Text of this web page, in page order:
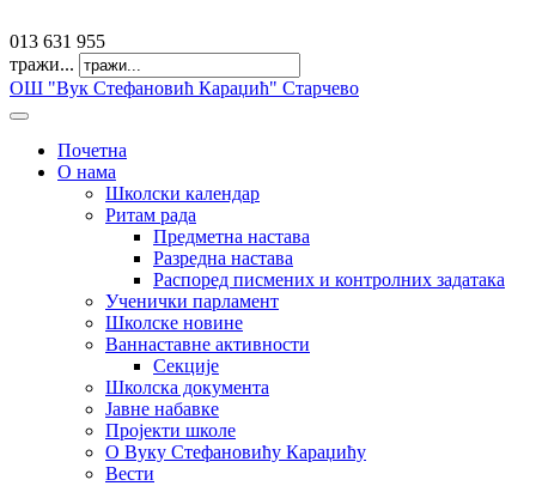
013 631 955
тражи...
ОШ "Вук Стефановић Караџић" Старчево
Почетна
О нама
Школски календар
Ритам рада
Предметна настава
Разредна настава
Распоред писмених и контролних задатака
Ученички парламент
Школске новине
Ваннаставне активности
Секције
Школска документа
Јавне набавке
Пројекти школе
О Вуку Стефановићу Караџићу
Вести